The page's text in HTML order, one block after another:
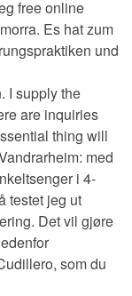
free online
Es hat zum
und
I supply the
are inquiries
thing will
med
i 4-
testet jeg ut
Det vil gjøre
som du